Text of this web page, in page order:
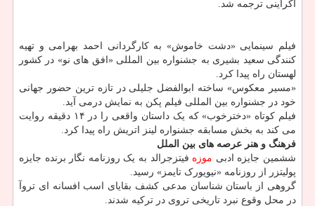
اکراینی ترجمه شد.
فیلم سینمایی «دشت خاموش» به کارگردانی احمد بهرامی و تهیه
کنندگی سعید بشیری به جشنواره بین المللی «افق های نو» در کشور
لهستان راه پیدا کرد.
«مسیر معکوس» ساخته ابوالفضل جلیلی در تازه ترین حضور جهانی
خود در جشنواره بین المللی فیلم پکن به نمایش درمی آید.
فیلم کوتاه «دخترخوب» که یک داستان واقعی را در ۱۴ دقیقه روایت
می کند به بخش مسابقه جشنواره لینز اتریش راه پیدا کرد.
فرهنگ و هنر عرصه های بین الملل
ششمین جایزه ادبی موزه فیتزجرالد به یک روزنامه نگار برنده جایزه
پولیتزر از روزنامه «نیویورک تایمز» رسید.
گروهی از باستان شناسان مدعی کشف بقایای اسب افسانه ای تروآ
در محل وقوع نبرد تاریخی تروی در ترکیه شدند.